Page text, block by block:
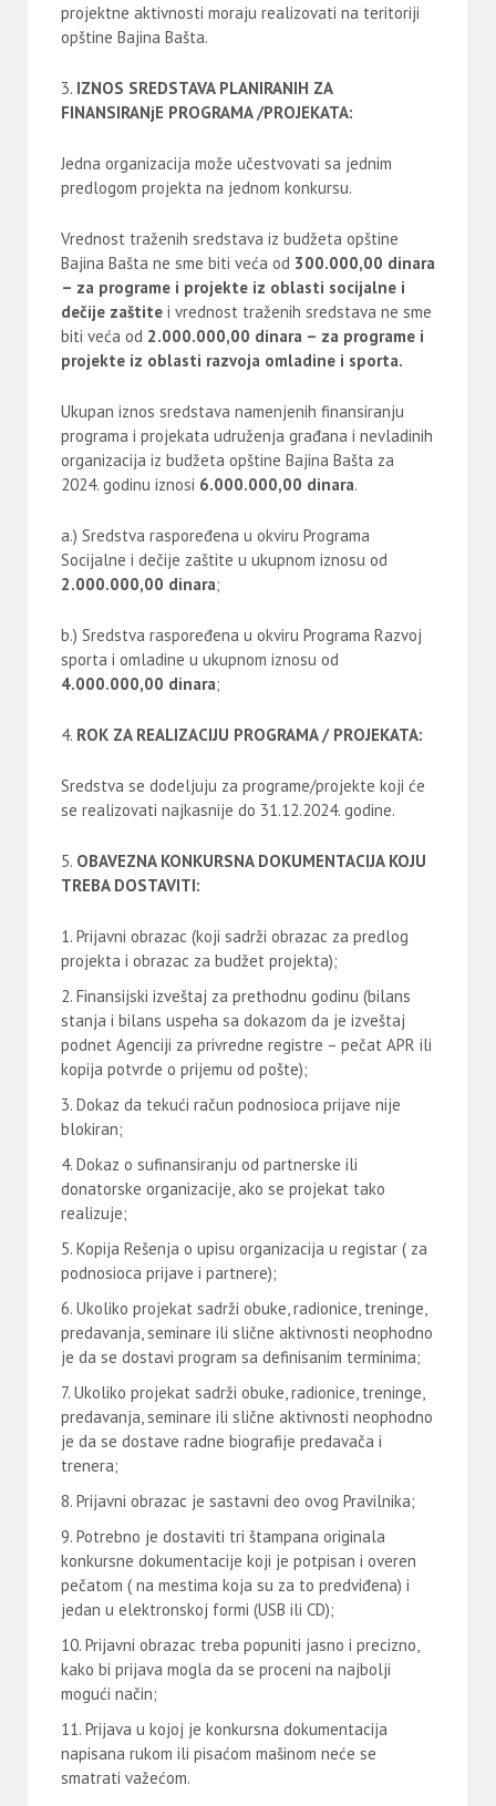
projektne aktivnosti moraju realizovati na teritoriji
opštine Bajina Bašta.
IZNOS SREDSTAVA PLANIRANIH ZA
FINANSIRANjE PROGRAMA/PROJEKATA:
Jedna organizacija može učestvovati sa jednim
predlogom projekta na jednom konkursu.
Vrednost traženih sredstava iz budžeta opštine
Bajina Bašta ne sme biti veća od 300.000,00 dinara
– za programe i projekte iz oblasti socijalne i
dečije zaštite i vrednost traženih sredstava ne sme
biti veća od 2.000.000,00 dinara – za programe i
projekte iz oblasti razvoja omladine i sporta.
Ukupan iznos sredstava namenjenih finansiranju
programa i projekata udruženja građana i nevladinih
organizacija iz budžeta opštine Bajina Bašta za
2024. godinu iznosi 6.000.000,00 dinara.
a.) Sredstva raspoređena u okviru Programa
Socijalne i dečije zaštite u ukupnom iznosu od
2.000.000,00 dinara;
b.) Sredstva raspoređena u okviru Programa Razvoj
sporta i omladine u ukupnom iznosu od
4.000.000,00 dinara;
ROK ZA REALIZACIJU PROGRAMA / PROJEKATA:
Sredstva se dodeljuju za programe/projekte koji će
se realizovati najkasnije do 31.12.2024. godine.
OBAVEZNA KONKURSNA DOKUMENTACIJA KOJU
TREBA DOSTAVITI:
Prijavni obrazac (koji sadrži obrazac za predlog
projekta i obrazac za budžet projekta);
Finansijski izveštaj za prethodnu godinu (bilans
stanja i bilans uspeha sa dokazom da je izveštaj
podnet Agenciji za privredne registre – pečat APR ili
kopija potvrde o prijemu od pošte);
Dokaz da tekući račun podnosioca prijave nije
blokiran;
Dokaz o sufinansiranju od partnerske ili
donatorske organizacije, ako se projekat tako
realizuje;
Kopija Rešenja o upisu organizacija u registar ( za
podnosioca prijave i partnere);
Ukoliko projekat sadrži obuke, radionice, treninge,
predavanja, seminare ili slične aktivnosti neophodno
je da se dostavi program sa definisanim terminima;
Ukoliko projekat sadrži obuke, radionice, treninge,
predavanja, seminare ili slične aktivnosti neophodno
je da se dostave radne biografije predavača i
trenera;
Prijavni obrazac je sastavni deo ovog Pravilnika;
Potrebno je dostaviti tri štampana originala
konkursne dokumentacije koji je potpisan i overen
pečatom ( na mestima koja su za to predviđena) i
jedan u elektronskoj formi (USB ili CD);
Prijavni obrazac treba popuniti jasno i precizno,
kako bi prijava mogla da se proceni na najbolji
mogući način;
Prijava u kojoj je konkursna dokumentacija
napisana rukom ili pisaćom mašinom neće se
smatrati važećom.